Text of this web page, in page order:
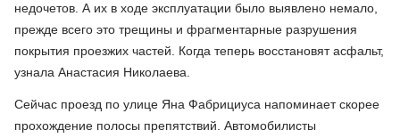
недочетов. А их в ходе эксплуатации было выявлено немало,
прежде всего это трещины и фрагментарные разрушения
покрытия проезжих частей. Когда теперь восстановят асфальт,
узнала Анастасия Николаева.
Сейчас проезд по улице Яна Фабрициуса напоминает скорее
прохождение полосы препятствий. Автомобилисты